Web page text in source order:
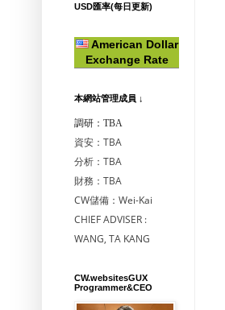
USD匯率(每日更新)
American Dollar
Exchange Rate
本網站管理成員 ↓
調研：TBA
資安：TBA
分析：TBA
財務：TBA
CW儲備：Wei-Kai
CHIEF ADVISER :
WANG, TA KANG
CW.websitesGUX
Programmer&CEO